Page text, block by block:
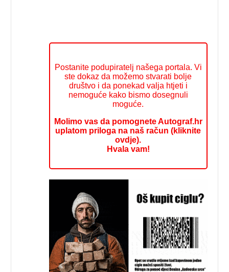
Postanite podupiratelj našega portala. Vi
ste dokaz da možemo stvarati bolje
društvo i da ponekad valja htjeti i
nemoguće kako bismo dosegnuli
moguće.
Molimo vas da pomognete Autograf.hr
uplatom priloga na naš račun (kliknite
ovdje).
Hvala vam!